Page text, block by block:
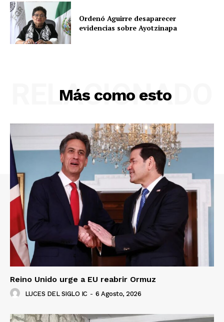
Ordenó Aguirre desaparecer
evidencias sobre Ayotzinapa
Más como esto
RELACIONADO
Reino Unido urge a EU reabrir Ormuz
LUCES DEL SIGLO IC - 6 Agosto, 2026